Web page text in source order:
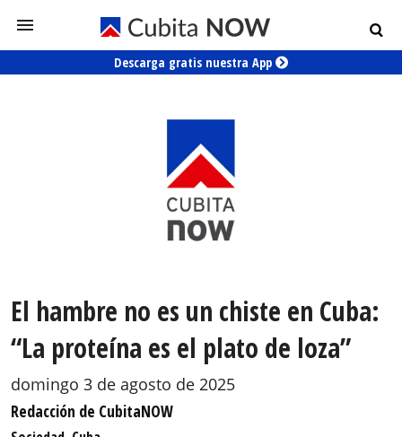
Descarga gratis nuestra App
El hambre no es un chiste en Cuba:
“La proteína es el plato de loza”
domingo 3 de agosto de 2025
Redacción de CubitaNOW